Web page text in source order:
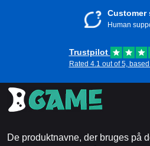
Customer
Human
Trustpilot
Rated 4.1 out of 5,
De produktnavne, der bruges på